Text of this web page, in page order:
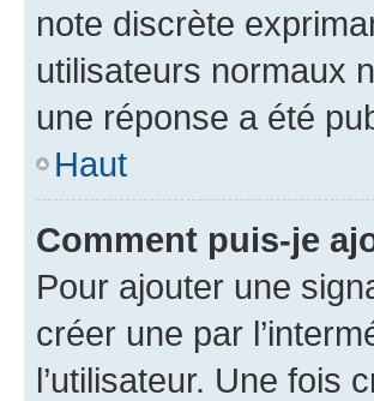
note discrète
utilisateurs normaux
une réponse a été
Haut
Comment puis-je
Pour ajouter une
créer une par
l’utilisateur. Une fois